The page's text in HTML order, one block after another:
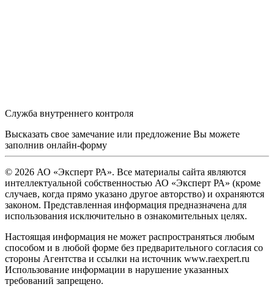
Служба внутреннего контроля
Высказать свое замечание или предложение Вы можете
заполнив онлайн-форму
© 2026 АО «Эксперт РА». Все материалы сайта являются
интеллектуальной собственностью АО «Эксперт РА» (кроме
случаев, когда прямо указано другое авторство) и охраняются
законом. Представленная информация предназначена для
использования исключительно в ознакомительных целях.
Настоящая информация не может распространяться любым
способом и в любой форме без предварительного согласия со
стороны Агентства и ссылки на источник www.raexpert.ru
Использование информации в нарушение указанных
требований запрещено.